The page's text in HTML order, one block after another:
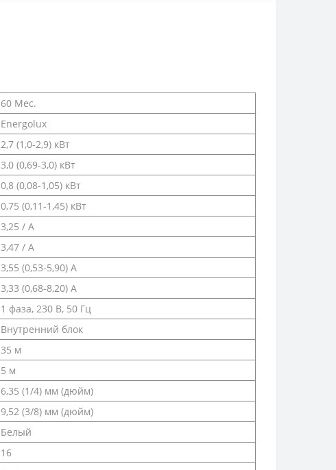
60 Мес.
Energolux
2,7 (1,0-2,9) кВт
3,0 (0,69-3,0) кВт
0,8 (0,08-1,05) кВт
0,75 (0,11-1,45) кВт
3,25 / A
3,47 / A
3,55 (0,53-5,90) A
3,33 (0,68-8,20) А
1 фаза, 230 В, 50 Гц
Внутренний блок
35 м
5 м
6,35 (1/4) мм (дюйм)
9,52 (3/8) мм (дюйм)
Белый
16